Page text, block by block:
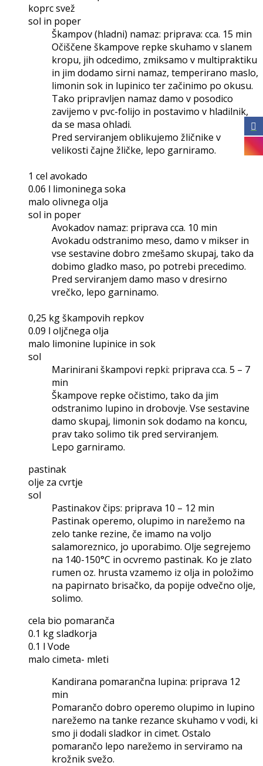
koprc svež
sol in poper
Škampov (hladni) namaz: priprava: cca. 15 min
Očiščene škampove repke skuhamo v slanem
kropu, jih odcedimo, zmiksamo v multipraktiku
in jim dodamo sirni namaz, temperirano maslo,
limonin sok in lupinico ter začinimo po okusu.
Tako pripravljen namaz damo v posodico
zavijemo v pvc-folijo in postavimo v hladilnik,
da se masa ohladi.
Pred serviranjem oblikujemo žličnike v
velikosti čajne žličke, lepo garniramo.
1 cel avokado
0.06 l limoninega soka
malo olivnega olja
sol in poper
Avokadov namaz: priprava cca. 10 min
Avokadu odstranimo meso, damo v mikser in
vse sestavine dobro zmešamo skupaj, tako da
dobimo gladko maso, po potrebi precedimo.
Pred serviranjem damo maso v dresirno
vrečko, lepo garninamo.
0,25 kg škampovih repkov
0.09 l oljčnega olja
malo limonine lupinice in sok
sol
Marinirani škampovi repki: priprava cca. 5 – 7
min
Škampove repke očistimo, tako da jim
odstranimo lupino in drobovje. Vse sestavine
damo skupaj, limonin sok dodamo na koncu,
prav tako solimo tik pred serviranjem.
Lepo garniramo.
pastinak
olje za cvrtje
sol
Pastinakov čips: priprava 10 – 12 min
Pastinak operemo, olupimo in narežemo na
zelo tanke rezine, če imamo na voljo
salamoreznico, jo uporabimo. Olje segrejemo
na 140-150°C in ocvremo pastinak. Ko je zlato
rumen oz. hrusta vzamemo iz olja in položimo
na papirnato brisačko, da popije odvečno olje,
solimo.
cela bio pomaranča
0.1 kg sladkorja
0.1 l Vode
malo cimeta- mleti
Kandirana pomarančna lupina: priprava 12
min
Pomarančo dobro operemo olupimo in lupino
narežemo na tanke rezance skuhamo v vodi, ki
smo ji dodali sladkor in cimet. Ostalo
pomarančo lepo narežemo in serviramo na
krožnik svežo.